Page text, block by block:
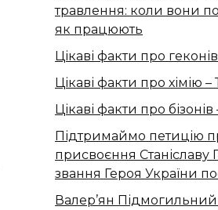
травлення: коли вони
як працюють
Цікаві факти про
Цікаві факти про хімію
Цікаві факти про
Підтримаймо петицію
присвоєння Станіславу
звання Героя України
Валер’ян